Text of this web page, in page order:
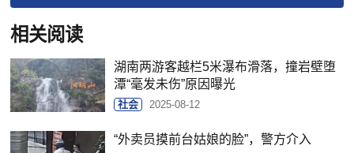
相关阅读
湖南两游客越栏5米瀑布滑落，撞岩壁堕
潭“毫发未伤”原因曝光
社会 2025-08-12
“外卖员摸前台姑娘的脸”，警方介入